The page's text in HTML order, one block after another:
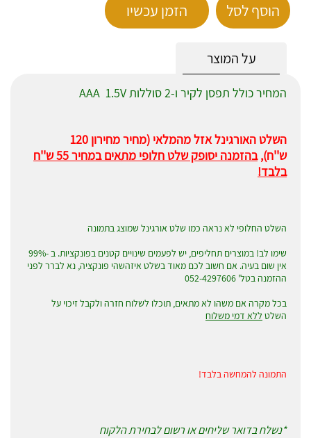
הוסף לסל הזמן עכשיו
על המוצר
המחיר כולל תפסן לקיר ו-2 סוללות AAA 1.5V
השלט האורגינל אזל מהמלאי (מחיר מחירון 120
ש''ח),
בהזמנה יסופק שלט חלופי מתאים במחיר 55 ש''ח
בלבד!
השלט החלופי לא נראה כמו שלט אורגינל שמוצג בתמונה
שימו לב! במוצרים תחליפים, יש לפעמים שינויים קטנים בפונקציות. ב -99%
אין שום בעיה. אם חשוב לכם מאוד בשלט איזהשהי פונקציה, נא לברר לפני
ההזמנה בטל' 052-4297606
בכל מקרה אם משהו לא מתאים, תוכלו לשלוח חזרה ולקבל זיכוי על
השלט ללא דמי משלוח
התמונה להמחשה בלבד!
*נשלח בדואר שליחים או רשום לבחירת הלקוח